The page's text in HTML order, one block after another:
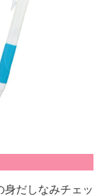
身だしなみチェッ